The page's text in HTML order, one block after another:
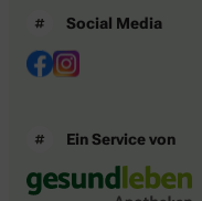
Social Media
Ein Service von